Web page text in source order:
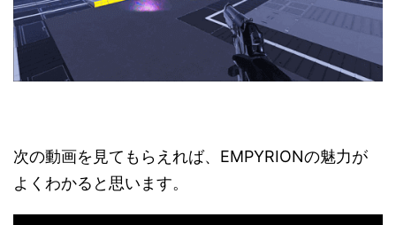
次の動画を見てもらえれば、EMPYRIONの魅力が
よくわかると思います。